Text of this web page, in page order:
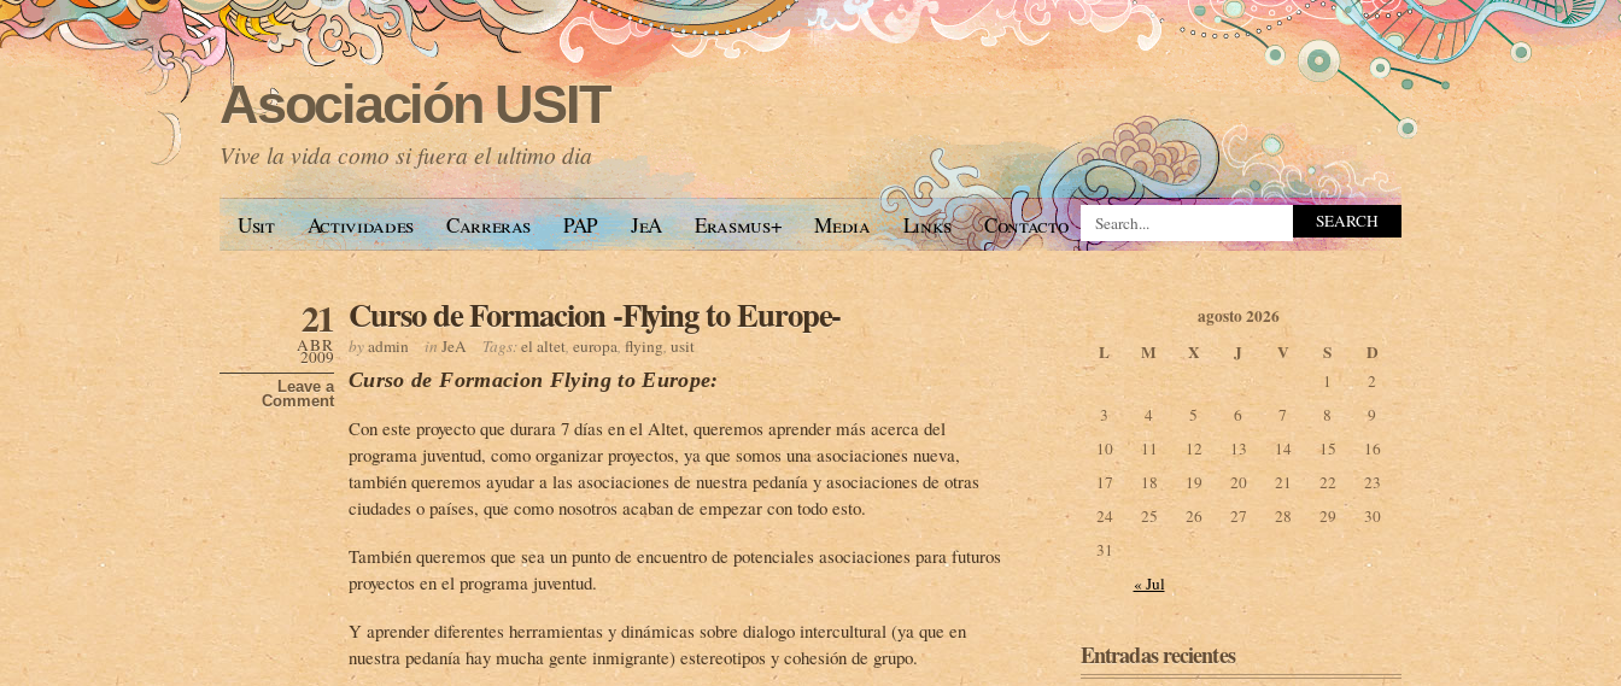
Asociación USIT
Vive la vida como si fuera el ultimo dia
Usit Actividades Carreras PAP JeA Erasmus+ Media Links Contacto
Curso de Formacion -Flying to Europe-
21
ABR
2009
Leave a
Comment
byadmin in JeA Tags:el altet, europa, flying, usit
Curso de Formacion Flying to Europe:
Con este proyecto que durara 7 días en el Altet, queremos aprender más acerca del
programa juventud, como organizar proyectos, ya que somos una asociaciones nueva,
también queremos ayudar a las asociaciones de nuestra pedanía y asociaciones de otras
ciudades o países, que como nosotros acaban de empezar con todo esto.
También queremos que sea un punto de encuentro de potenciales asociaciones para futuros
proyectos en el programa juventud.
Y aprender diferentes herramientas y dinámicas sobre dialogo intercultural (ya que en
nuestra pedanía hay mucha gente inmigrante) estereotipos y cohesión de grupo.
agosto 2026
L
M X J V S D
« Jul
1
2
3
4 5 6 7 8
9
10
11 12 13 14 15
16
17
18 19 20 21 22
23
24
25 26 27 28 29
30
31
Entradas recientes